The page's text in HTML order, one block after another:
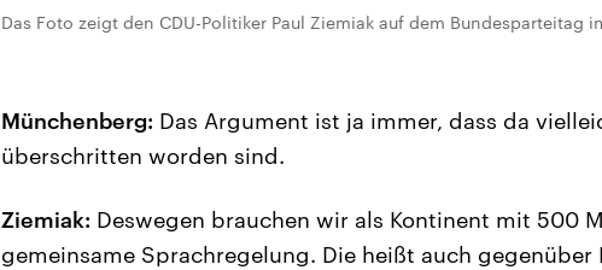
Das Foto zeigt den CDU-Politiker Paul Ziemiak auf dem Bundesparteitag
Münchenberg: Das Argument ist ja immer, dass da
überschritten worden sind.
Ziemiak: Deswegen brauchen wir als Kontinent mit 500
gemeinsame Sprachregelung. Die heißt auch gegenüber